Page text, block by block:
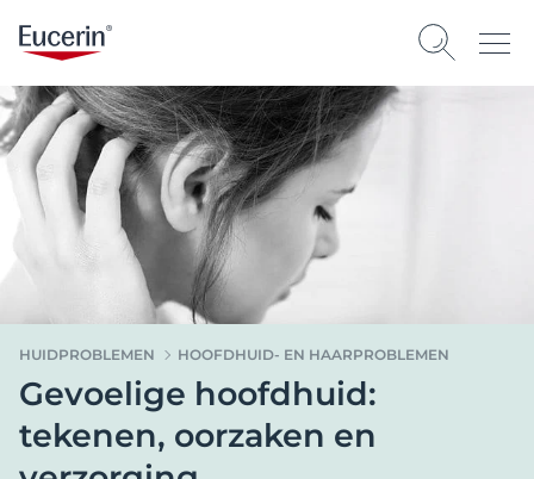
HUIDPROBLEMEN HOOFDHUID- EN HAARPROBLEMEN
Gevoelige hoofdhuid:
tekenen, oorzaken en